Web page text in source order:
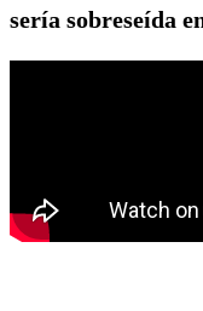
sería sobreseída